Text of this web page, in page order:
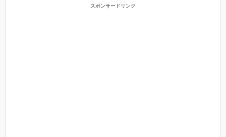
スポンサードリンク